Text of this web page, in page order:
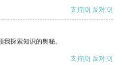
支持[0] 反对[0]
探索知识的奥秘。
支持[0] 反对[0]